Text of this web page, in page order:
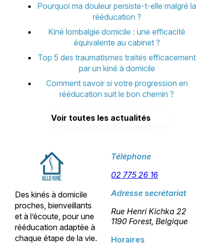
Pourquoi ma douleur persiste-t-elle malgré la
rééducation ?
Kiné lombalgie domicile : une efficacité
équivalente au cabinet ?
Top 5 des traumatismes traités efficacement
par un kiné à domicile
Comment savoir si votre progression en
rééducation suit le bon chemin ?
Voir toutes les actualités
Des kinés à domicile
proches, bienveillants
et à l’écoute, pour une
rééducation adaptée à
chaque étape de la vie.
Téléphone
02 775 26 16
Adresse secrétariat
Rue Henri Kichka 22
1190 Forest, Belgique
Horaires